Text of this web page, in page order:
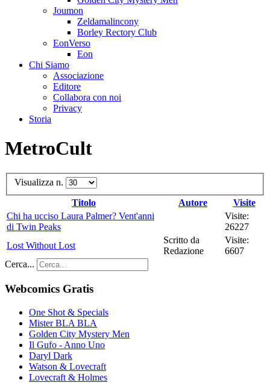
Joumon
Zeldamalincony
Borley Rectory Club
EonVerso
Eon
Chi Siamo
Associazione
Editore
Collabora con noi
Privacy
Storia
MetroCult
Visualizza n.
Titolo
Autore
Visite
Chi ha ucciso Laura Palmer? Vent'anni
di Twin Peaks
Visite:
26227
Lost Without Lost
Scritto da
Redazione
Visite:
6607
Cerca...
Webcomics Gratis
One Shot & Specials
Mister BLA BLA
Golden City Mystery Men
Il Gufo - Anno Uno
Daryl Dark
Watson & Lovecraft
Lovecraft & Holmes